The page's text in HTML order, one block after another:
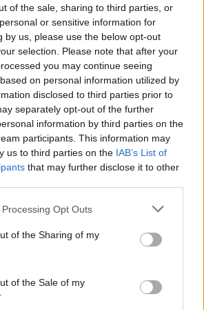
of the sale, sharing to third parties, or
or sensitive information for
by us, please use the below opt-out
selection. Please note that after your
you may continue seeing
on personal information utilized by
disclosed to third parties prior to
separately opt-out of the further
information by third parties on the
participants. This information may
us to third parties on the IAB’s List of
that may further disclose it to other
Opt Outs
of the Sharing of my
of the Sale of my
15 slonů, k němuž došlo v
uplynulém měsíci v národním
parku Amboseli. V minulosti se
v této východoafrické zemi
otrav slonů, které souvisely s
AP.
a zákaz funkcí za legalizaci
Pokutu 73 000 korun a zákaz
výkonu funkcí spojených s
veřejné správě na jeden rok
Krajský soud v Plzni vedoucí stavebního
Karlovarsku Anně Punčochářové. Napsal to
nějž úřednice vydala před šesti lety v
zákonem několik rozhodnutí ve snaze
Klínovec a Neklid v Krušných horách.